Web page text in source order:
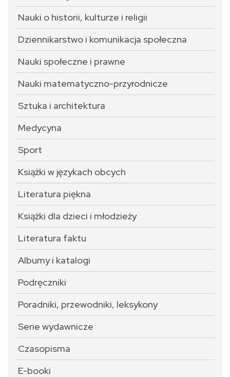
Nauki o historii, kulturze i religii
Dziennikarstwo i komunikacja społeczna
Nauki społeczne i prawne
Nauki matematyczno-przyrodnicze
Sztuka i architektura
Medycyna
Sport
Książki w językach obcych
Literatura piękna
Książki dla dzieci i młodzieży
Literatura faktu
Albumy i katalogi
Podręczniki
Poradniki, przewodniki, leksykony
Serie wydawnicze
Czasopisma
E-booki